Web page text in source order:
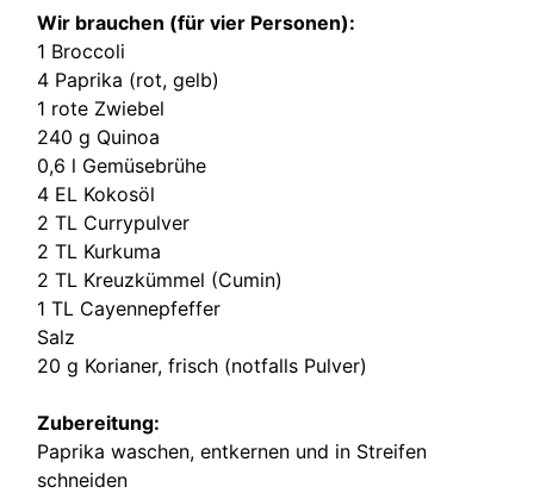
Wir brauchen (für vier Personen):
1 Broccoli
4 Paprika (rot, gelb)
1 rote Zwiebel
240 g Quinoa
0,6 l Gemüsebrühe
4 EL Kokosöl
2 TL Currypulver
2 TL Kurkuma
2 TL Kreuzkümmel (Cumin)
1 TL Cayennepfeffer
Salz
20 g Korianer, frisch (notfalls Pulver)
Zubereitung:
Paprika waschen, entkernen und in Streifen
schneiden